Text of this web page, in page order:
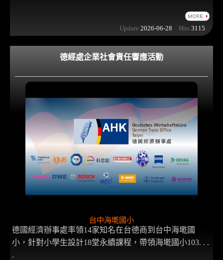
Update 2026-06-28 Hits 3115
德經處企業社會責任響應活動
台中海墘國小
德國經濟辦事處率領14家知名在台德商到台中海墘國
小，針對小學生設計18堂永續課程，帶領海墘國小103. . .
.